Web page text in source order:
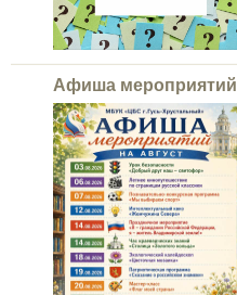
Афиша мероприятий